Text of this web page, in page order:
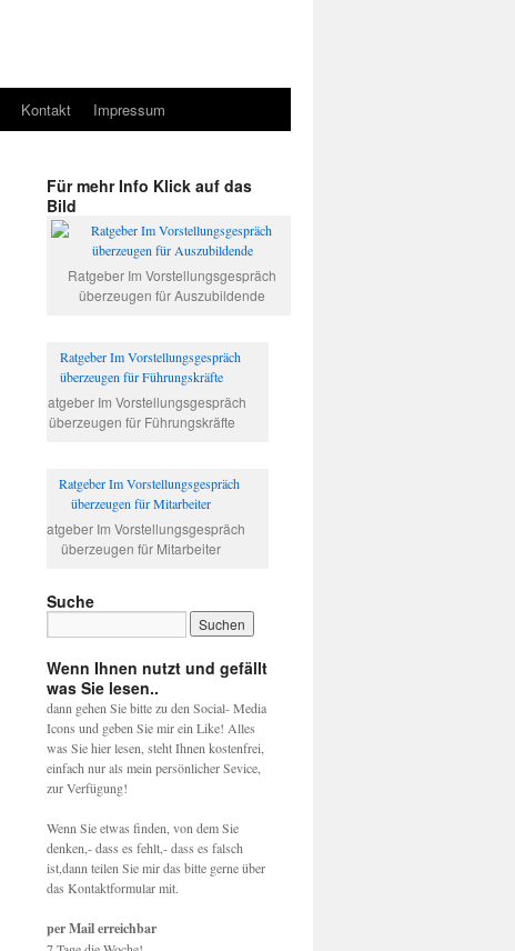
Kontakt Impressum
Für mehr Info Klick auf das
Bild
Ratgeber Im Vorstellungsgespräch
überzeugen für Auszubildende
Ratgeber Im Vorstellungsgespräch
überzeugen für Führungskräfte
Ratgeber Im Vorstellungsgespräch
überzeugen für Mitarbeiter
Suche
Wenn Ihnen nutzt und gefällt
was Sie lesen..
dann gehen Sie bitte zu den Social- Media
Icons und geben Sie mir ein Like! Alles
was Sie hier lesen, steht Ihnen kostenfrei,
einfach nur als mein persönlicher Sevice,
zur Verfügung!
Wenn Sie etwas finden, von dem Sie
denken,- dass es fehlt,- dass es falsch
ist,dann teilen Sie mir das bitte gerne über
das Kontaktformular mit.
per Mail erreichbar